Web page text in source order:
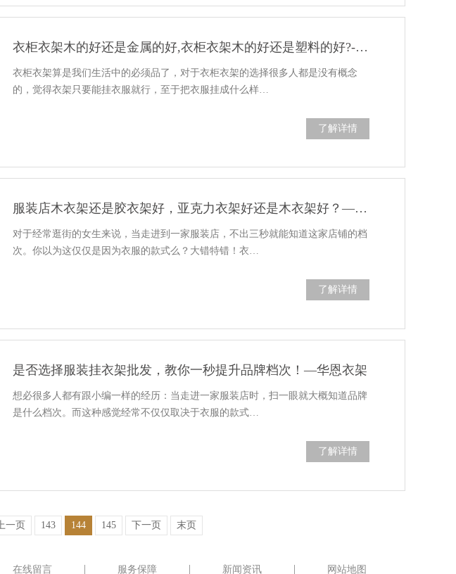
衣柜衣架木的好还是金属的好,衣柜衣架木的好还是塑料的好?-华恩衣架
衣柜衣架算是我们生活中的必须品了，对于衣柜衣架的选择很多人都是没有概念
的，觉得衣架只要能挂衣服就行，至于把衣服挂成什么样…
了解详情
服装店木衣架还是胶衣架好，亚克力衣架好还是木衣架好？—华恩衣架
对于经常逛街的女生来说，当走进到一家服装店，不出三秒就能知道这家店铺的档
次。你以为这仅仅是因为衣服的款式么？大错特错！衣…
了解详情
是否选择服装挂衣架批发，教你一秒提升品牌档次！—华恩衣架
想必很多人都有跟小编一样的经历：当走进一家服装店时，扫一眼就大概知道品牌
是什么档次。而这种感觉经常不仅仅取决于衣服的款式…
了解详情
上一页 143 144 145 下一页 末页
在线留言 服务保障 新闻资讯 网站地图